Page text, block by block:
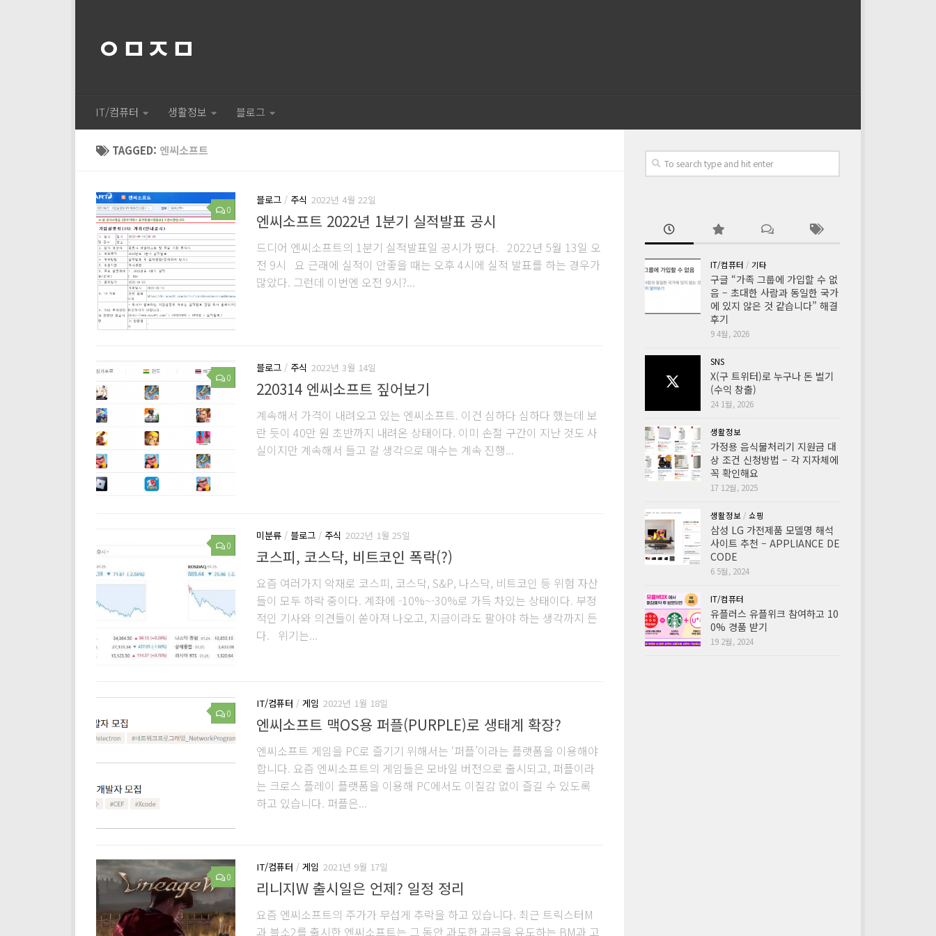
ㅇㅁㅈㅁ
IT/컴퓨터 생활정보 블로그
TAGGED: 엔씨소프트
0
블로그 / 주식 2022년 4월 22일
엔씨소프트 2022년 1분기 실적발표 공시
드디어 엔씨소프트의 1분기 실적발표일 공시가 떴다. 2022년 5월 13일 오
전 9시 요 근래에 실적이 안좋을 때는 오후 4시에 실적 발표를 하는 경우가
많았다. 그런데 이번엔 오전 9시?...
0
블로그 / 주식 2022년 3월 14일
220314 엔씨소프트 짚어보기
계속해서 가격이 내려오고 있는 엔씨소프트. 이건 심하다 심하다 했는데 보
란 듯이 40만 원 초반까지 내려온 상태이다. 이미 손절 구간이 지난 것도 사
실이지만 계속해서 들고 갈 생각으로 매수는 계속 진행...
0
미분류 / 블로그 / 주식 2022년 1월 25일
코스피, 코스닥, 비트코인 폭락(?)
요즘 여러가지 악재로 코스피, 코스닥, S&P, 나스닥, 비트코인 등 위험 자산
들이 모두 하락 중이다. 계좌에 -10%~-30%로 가득 차있는 상태이다. 부정
적인 기사와 의견들이 쏟아져 나오고, 지금이라도 팔아야 하는 생각까지 든
다. 위기는...
0
IT/컴퓨터 / 게임 2022년 1월 18일
엔씨소프트 맥OS용 퍼플(PURPLE)로 생태계 확장?
엔씨소프트 게임을 PC로 즐기기 위해서는 ‘퍼플’이라는 플랫폼을 이용해야
합니다. 요즘 엔씨소프트의 게임들은 모바일 버전으로 출시되고, 퍼플이라
는 크로스 플레이 플랫폼을 이용해 PC에서도 이질감 없이 즐길 수 있도록
하고 있습니다. 퍼플은...
0
IT/컴퓨터 / 게임 2021년 9월 17일
리니지W 출시일은 언제? 일정 정리
요즘 엔씨소프트의 주가가 무섭게 추락을 하고 있습니다. 최근 트릭스터M
과 블소2를 출시한 엔씨소프트는 그 동안 과도한 과금을 유도하는 BM과 고
IT/컴퓨터 / 기타
구글 “가족 그룹에 가입할 수 없
음 – 초대한 사람과 동일한 국가
에 있지 않은 것 같습니다” 해결
후기
9 4월, 2026
SNS
X(구 트위터)로 누구나 돈 벌기
(수익 창출)
24 1월, 2026
생활정보
가정용 음식물처리기 지원금 대
상 조건 신청방법 – 각 지자체에
꼭 확인해요
17 12월, 2025
생활정보 / 쇼핑
삼성 LG 가전제품 모델명 해석
사이트 추천 – APPLIANCE DE
CODE
6 5월, 2024
IT/컴퓨터
유플러스 유플위크 참여하고 10
0% 경품 받기
19 2월, 2024